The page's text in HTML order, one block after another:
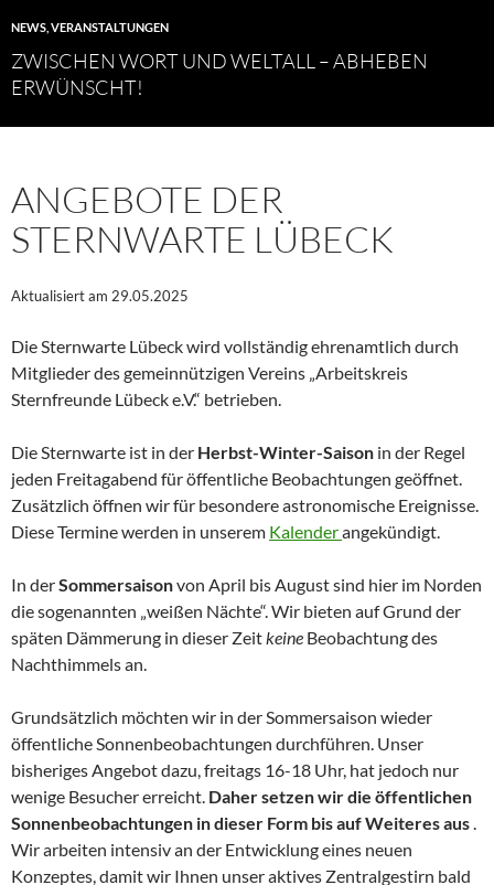
NEWS VERANSTALTUNGEN
ZWISCHEN WORT UND WELTALL – ABHEBEN
ERWÜNSCHT!
ANGEBOTE DER
STERNWARTE LÜBECK
Aktualisiert am 29.05.2025
Die Sternwarte Lübeck wird vollständig ehrenamtlich durch
Mitglieder des gemeinnützigen Vereins „Arbeitskreis
Sternfreunde Lübeck e.V.“ betrieben.
Die Sternwarte ist in der Herbst-Winter-Saison in der Regel
jeden Freitagabend für öffentliche Beobachtungen geöffnet.
Zusätzlich öffnen wir für besondere astronomische Ereignisse.
Diese Termine werden in unserem Kalenderangekündigt.
In derSommersaisonvon April bis August sind hier im Norden
die sogenannten „weißen Nächte“. Wir bieten auf Grund der
späten Dämmerung in dieser Zeitkeine Beobachtung des
Nachthimmels an.
Grundsätzlich möchten wir in der Sommersaison wieder
öffentliche Sonnenbeobachtungen durchführen. Unser
bisheriges Angebot dazu, freitags 16-18 Uhr, hat jedoch nur
wenige Besucher erreicht. Daher setzen wir die öffentlichen
Sonnenbeobachtungen in dieser Form bis auf Weiteres aus.
Wir arbeiten intensiv an der Entwicklung eines neuen
Konzeptes, damit wir Ihnen unser aktives Zentralgestirn bald